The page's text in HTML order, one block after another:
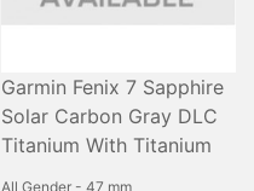
Garmin Fenix 7 Sapphire
Solar Carbon Gray DLC
Titanium With Titanium
All Gender - 47 mm